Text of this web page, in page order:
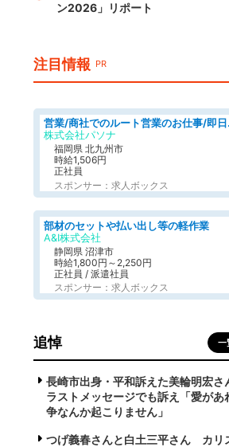
ン2026」リポート
注目情報 PR
営業/
株式会社パソナ
福岡県 北九州市
時給1,506円
正社員
スポンサー：求人ボックス
部材のセットや払い出し等の軽作業
A&I株式会社
静岡県 沼津市
時給1,800円～2,250円
正社員 / 派遣社員
スポンサー：求人ボックス
追悼 一
長崎市出身・平和訴えた美輪明宏
ラストメッセージでも訴え「愛が
争なんか起こりません」
つげ義春さんと白土三平さん カリ